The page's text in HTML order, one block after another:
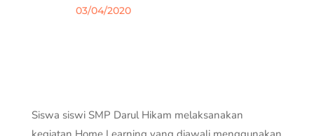
03/04/2020
Siswa siswi SMP Darul Hikam melaksanakan